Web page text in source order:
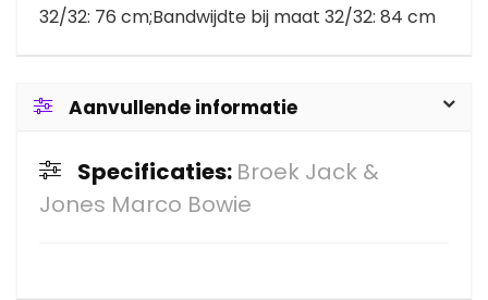
32/32: 76 cm;Bandwijdte bij maat 32/32: 84 cm
Aanvullende informatie
Specificaties: Broek Jack &
Jones Marco Bowie